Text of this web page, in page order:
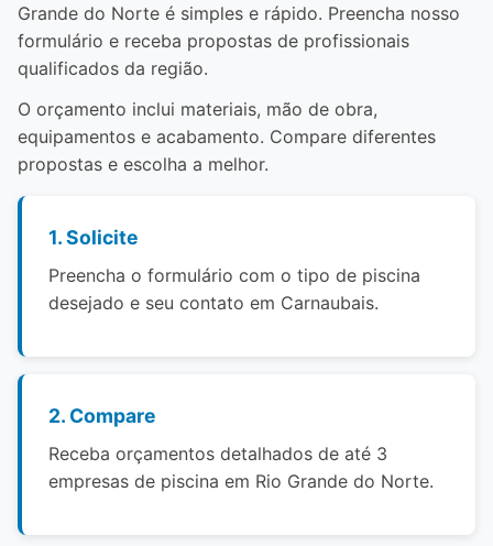
Grande do Norte é simples e rápido. Preencha nosso
formulário e receba propostas de profissionais
qualificados da região.
O orçamento inclui materiais, mão de obra,
equipamentos e acabamento. Compare diferentes
propostas e escolha a melhor.
1. Solicite
Preencha o formulário com o tipo de piscina
desejado e seu contato em Carnaubais.
2. Compare
Receba orçamentos detalhados de até 3
empresas de piscina em Rio Grande do Norte.